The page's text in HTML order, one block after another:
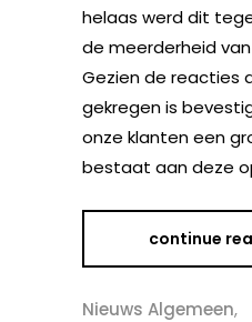
helaas werd dit
de meerderheid
Gezien de reacties
gekregen is
onze klanten een
bestaat aan deze
continue
Nieuws Algemeen,